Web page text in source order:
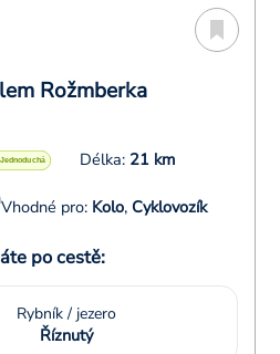
Rožmberka
Délka: 21 km
Vhodné pro: Kolo, Cyklovozík
po cestě:
Rybník / jezero
Říznutý